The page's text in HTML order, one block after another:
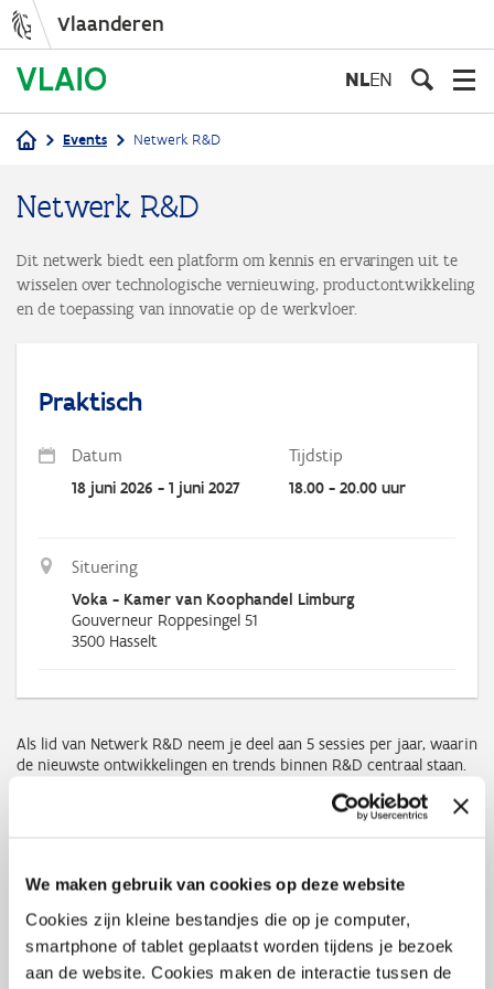
We maken gebruik van cookies op deze website
Cookies zijn kleine bestandjes die op je computer,
smartphone of tablet geplaatst worden tijdens je bezoek
aan de website. Cookies maken de interactie tussen de
Vlaanderen
NLEN
Events Netwerk R&D
Netwerk R&D
Dit netwerk biedt een platform om kennis en ervaringen uit te
wisselen over technologische vernieuwing, productontwikkeling
en de toepassing van innovatie op de werkvloer.
Praktisch
Datum Tijdstip
18 juni 2026 - 1 juni 2027 18.00 - 20.00 uur
Situering
Voka - Kamer van Koophandel Limburg
Gouverneur Roppesingel 51
3500 Hasselt
Als lid van Netwerk R&D neem je deel aan 5 sessies per jaar, waarin
de nieuwste ontwikkelingen en trends binnen R&D centraal staan.
materialen, procesoptimalisatie, allen gelinkt aan R&D en
inzichten uit met collega-professionals uit diverse sectoren. Zo blijf
je op de hoogte van relevante innovaties én krijg je inspiratie om
ze concreet te vertalen naar je eigen organisatie.
Leden van het Netwerk R&D genieten ook van gratis toegang tot